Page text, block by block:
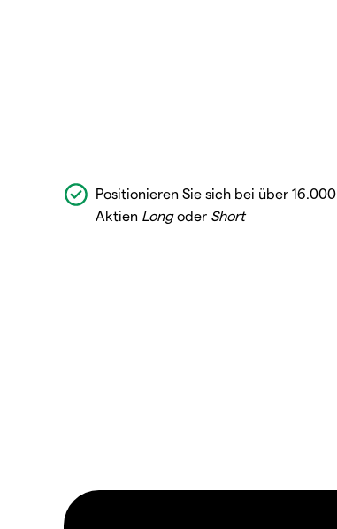
Positionieren Sie sich bei über 16.000
Aktien Longoder Short